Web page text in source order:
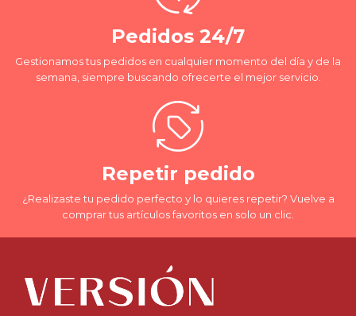
Pedidos 24/7
Gestionamos tus pedidos en cualquier momento del día y de la
semana, siempre buscando ofrecerte el mejor servicio.
Repetir pedido
¿Realizaste tu pedido perfecto y lo quieres repetir? Vuelve a
comprar tus artículos favoritos en solo un clic.